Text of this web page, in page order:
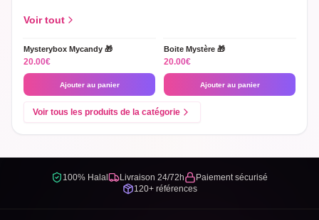
Voir tout
A Découvrir ! Trop bon !
Mysterybox Mycandy 🎁
20.00€
Ajouter au panier
Boite Mystère 🎁
20.00€
Ajouter au panier
Voir tous les produits de la catégorie
100% Halal Livraison 24/72h
Paiement sécurisé
120+ références